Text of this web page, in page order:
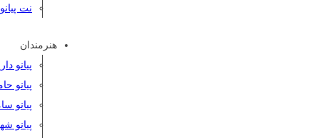
نت پیانو
هنرمندان
پیانو
پیانو
پیانو
پیانو